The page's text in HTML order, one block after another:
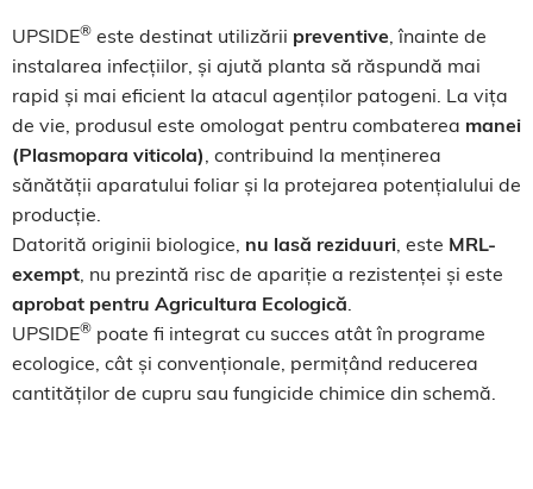
UPSIDE® este destinat utilizării preventive, înainte de
instalarea infecțiilor, și ajută planta să răspundă mai
rapid și mai eficient la atacul agenților patogeni. La vița
de vie, produsul este omologat pentru combaterea manei
(Plasmopara viticola), contribuind la menținerea
sănătății aparatului foliar și la protejarea potențialului de
producție.
Datorită originii biologice, nu lasă reziduuri, este MRL-
exempt, nu prezintă risc de apariție a rezistenței și este
aprobat pentru Agricultura Ecologică.
UPSIDE® poate fi integrat cu succes atât în programe
ecologice, cât și convenționale, permițând reducerea
cantităților de cupru sau fungicide chimice din schemă.